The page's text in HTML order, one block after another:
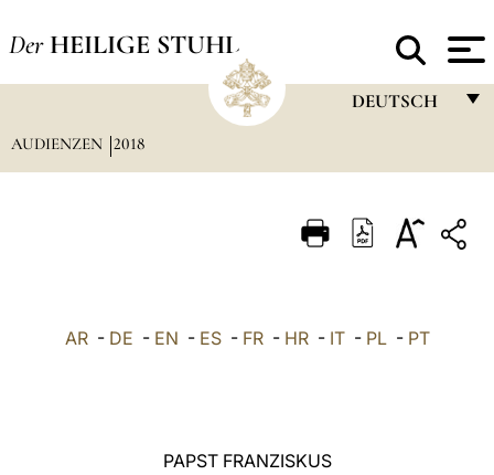
Der HEILIGE STUHL
DEUTSCH
ITALIANO
AUDIENZEN 2018
AR- DE - EN - ES- FR- HR- IT- PL- PT
PAPST FRANZISKUS